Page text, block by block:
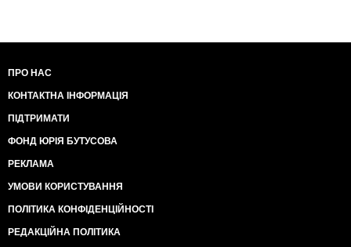
ПРО НАС
КОНТАКТНА ІНФОРМАЦІЯ
ПІДТРИМАТИ
ФОНД ЮРІЯ БУТУСОВА
РЕКЛАМА
УМОВИ КОРИСТУВАННЯ
ПОЛІТИКА КОНФІДЕНЦІЙНОСТІ
РЕДАКЦІЙНА ПОЛІТИКА